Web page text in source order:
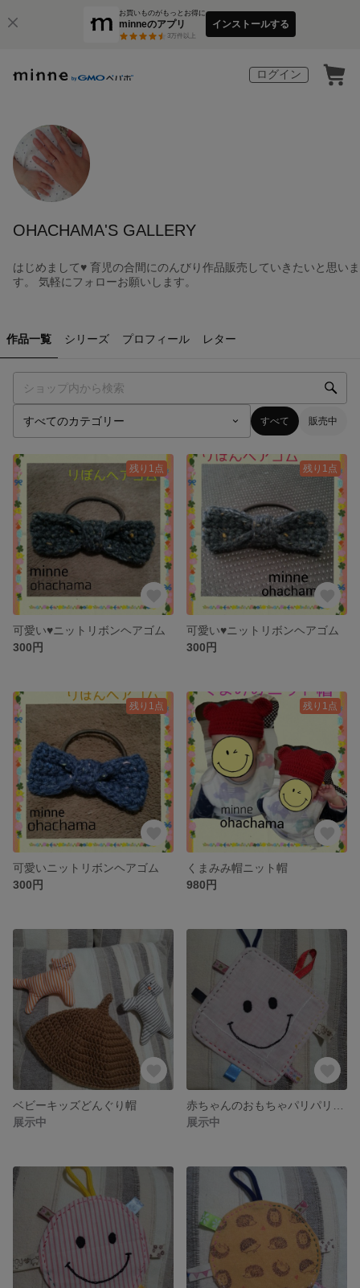
お買いものがもっとお得に
minneのアプリ
3万件以上
インストールする
ログイン
OHACHAMA'S GALLERY
はじめまして♥ 育児の合間にのんびり作品販売していきたいと思いま
す。 気軽にフォローお願いします。
作品一覧 シリーズ プロフィール レター
すべて 販売中
残り1点
可愛い♥ニットリボンヘアゴム
300円
残り1点
可愛い♥ニットリボンヘアゴム
300円
残り1点
可愛いニットリボンヘアゴム
300円
残り1点
くまみみ帽ニット帽
980円
ベビーキッズどんぐり帽
展示中
展示中